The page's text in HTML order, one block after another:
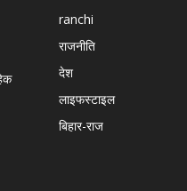
ranchi
राजनीति
देश
लाइफस्टाइल
बिहार-राज